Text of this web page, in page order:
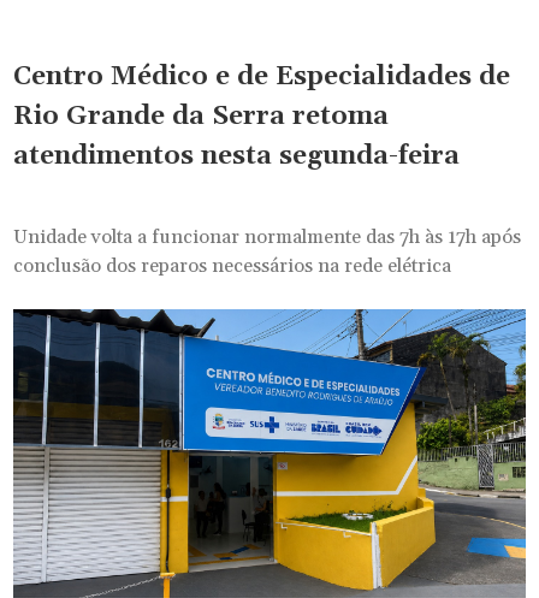
Centro Médico e de Especialidades de
Rio Grande da Serra retoma
atendimentos nesta segunda-feira
Unidade volta a funcionar normalmente das 7h às 17h após
conclusão dos reparos necessários na rede elétrica